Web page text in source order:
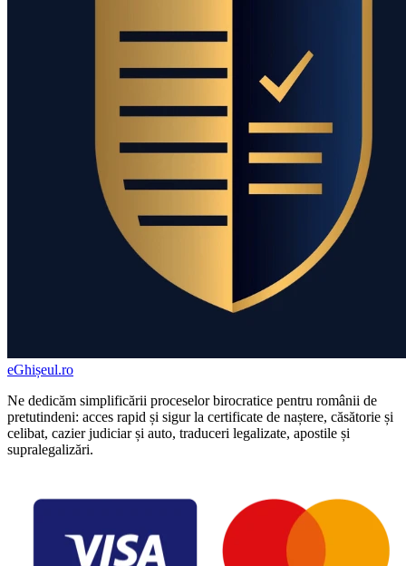
eGhișeul.ro
Ne dedicăm simplificării proceselor birocratice pentru românii de
pretutindeni: acces rapid și sigur la certificate de naștere, căsătorie și
celibat, cazier judiciar și auto, traduceri legalizate, apostile și
supralegalizări.